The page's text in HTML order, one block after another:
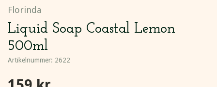
Florinda
Liquid Soap Coastal Lemon
500ml
Artikelnummer: 2622